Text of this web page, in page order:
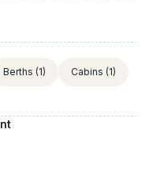
Berths (1) Cabins (1)